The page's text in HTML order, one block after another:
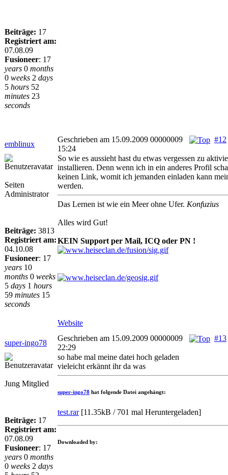
Beiträge: 17
Registriert am:
07.08.09
Fusioneer: 17
years 0 months
0 weeks 2 days
5 hours 52
minutes 23
seconds
emblinux
#12
Geschrieben am 15.09.2009 00000009
15:24
Seiten
Administrator
Beiträge: 3813
Registriert am:
04.10.08
Fusioneer: 17
years 10
months 0 weeks
5 days 1 hours
59 minutes 15
seconds
So wie es aussieht hast du etwas vergessen zu
installieren. Denn wenn ich in ein anderes Profil
keinen Link, womit ich jemanden einladen kann
werden.
Das Lernen ist wie ein Meer ohne Ufer. Konfuzius
Alles wird Gut!
KEIN Support per Mail, ICQ oder PN !
Website
super-ingo78
#13
Geschrieben am 15.09.2009 00000009
22:29
Jung Mitglied
Beiträge: 17
Registriert am:
07.08.09
Fusioneer: 17
years 0 months
0 weeks 2 days
so habe mal meine datei hoch geladen
vieleicht erkännt ihr da was
super-ingo78 hat folgende Datei angehängt:
test.rar[11.35kB / 701 mal Heruntergeladen]
Downloaded by: